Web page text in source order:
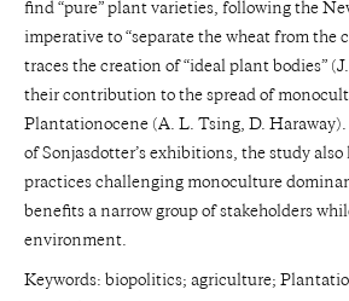
find “pure” plant varieties, following the
imperative to “separate the wheat from the
traces the creation of “ideal plant bodies”
their contribution to the spread of
Plantationocene (A. L. Tsing, D.
of Sonjasdotter’s exhibitions, the study
practices challenging monoculture
benefits a narrow group of stakeholders
environment.
Keywords: biopolitics; agriculture;